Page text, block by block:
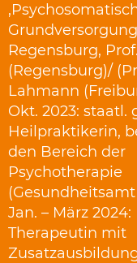
Regensburg,
(Regensburg)/
Lahmann
Okt. 2023: staatl.
Heilpraktikerin,
den Bereich der
Psychotherapie
Jan. – März 2024:
Therapeutin mit